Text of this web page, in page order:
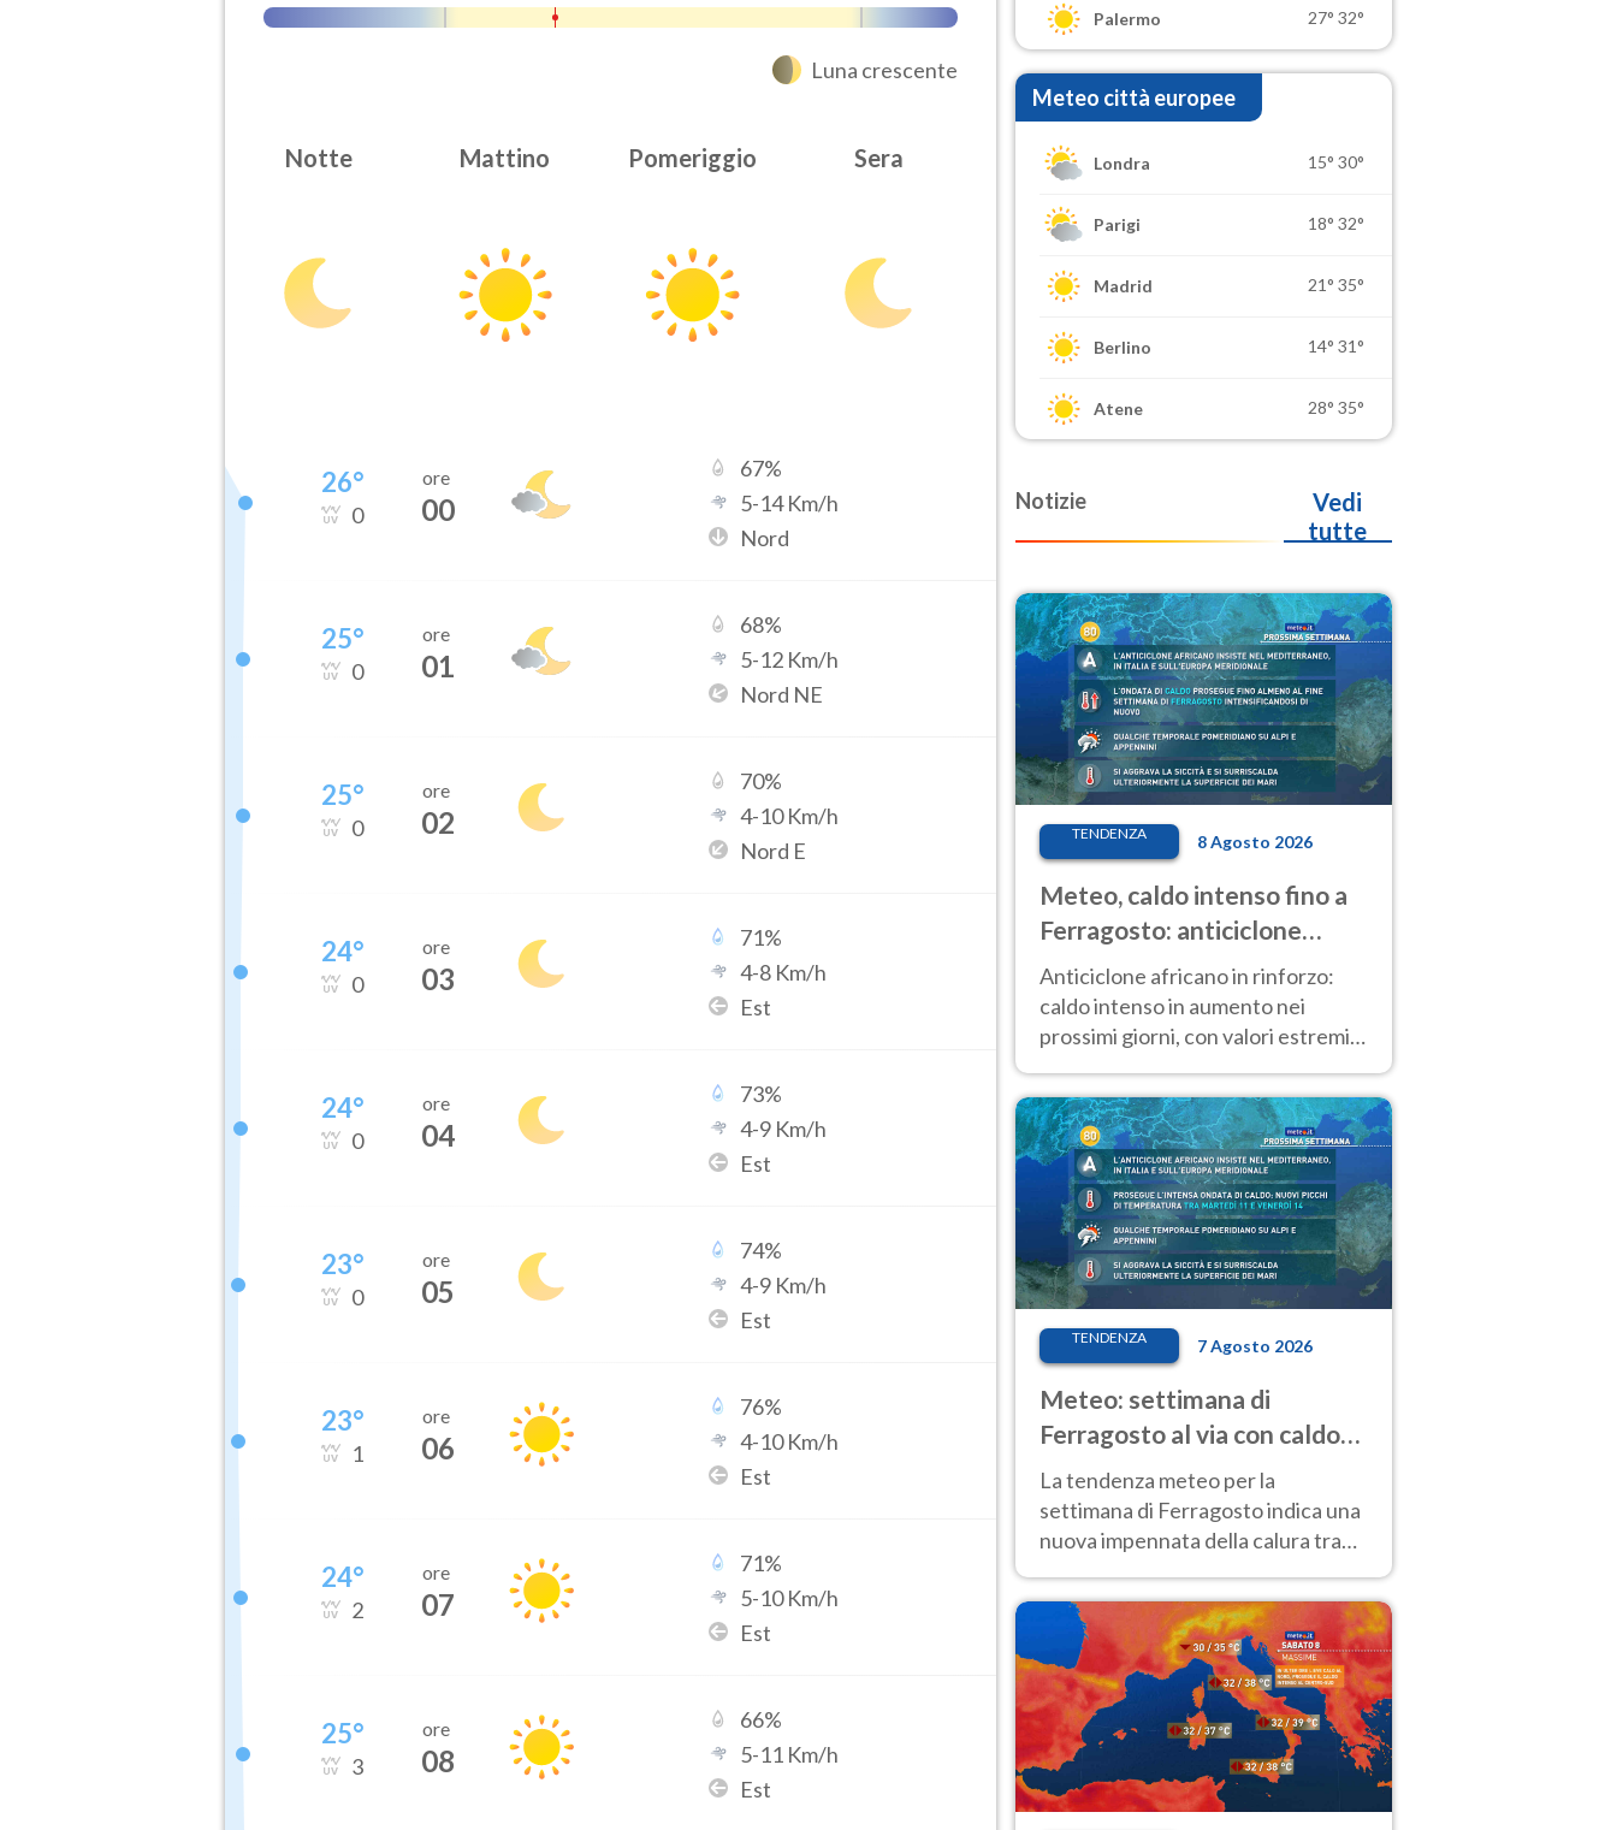
Luna crescente
Notte Mattino Pomeriggio Sera
26°
0
ore
00
67%
5-14Km/h
Nord
25°
0
ore
01
68%
5-12 Km/h
Nord NE
25°
0
ore
02
70%
4-10Km/h
Nord E
24°
0
ore
03
71%
4-8 Km/h
Est
24°
0
ore
04
73%
4-9 Km/h
Est
23°
0
ore
05
74%
4-9 Km/h
Est
23°
1
ore
06
76%
4-10Km/h
Est
24°
2
ore
07
71%
5-10Km/h
Est
25°
3
ore
08
66%
5-11 Km/h
Est
Palermo 27° 32°
Meteo città europee
Londra 15° 30°
Parigi 18° 32°
Madrid 21° 35°
Berlino 14° 31°
Atene 28° 35°
Notizie
Vedi
tutte
TENDENZA 8 Agosto 2026
Meteo, caldo intenso fino a
Ferragosto: anticiclone
africano ancora
protagonista
Anticiclone africano in rinforzo:
caldo intenso in aumento nei
prossimi giorni, con valori estremi
d’Italia
TENDENZA 7 Agosto 2026
Meteo: settimana di
Ferragosto al via con caldo
intenso e qualche temporale
La tendenza meteo per la
settimana di Ferragosto indica una
nuova impennata della calura tra
anche al Nord.